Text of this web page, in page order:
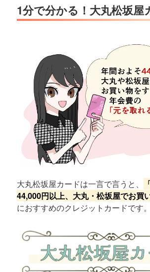
1分で分かる！大丸松坂屋
大丸松坂屋カードは一言で言うと、
44,000円以上、大丸・松坂屋でお買
におすすめのクレジットカードです。